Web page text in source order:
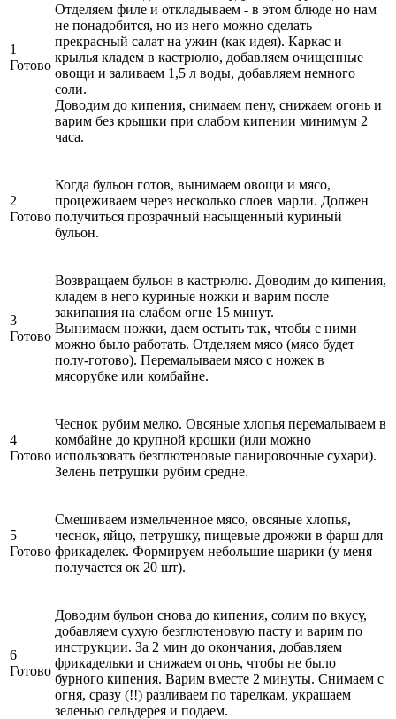
1
Готово
Отделяем филе и откладываем - в этом блюде но нам
не понадобится, но из него можно сделать
прекрасный салат на ужин (как идея). Каркас и
крылья кладем в кастрюлю, добавляем очищенные
овощи и заливаем 1,5 л воды, добавляем немного
соли.
Доводим до кипения, снимаем пену, снижаем огонь и
варим без крышки при слабом кипении минимум 2
часа.
2
Готово
Когда бульон готов, вынимаем овощи и мясо,
процеживаем через несколько слоев марли. Должен
получиться прозрачный насыщенный куриный
бульон.
3
Готово
Возвращаем бульон в кастрюлю. Доводим до кипения,
кладем в него куриные ножки и варим после
закипания на слабом огне 15 минут.
Вынимаем ножки, даем остыть так, чтобы с ними
можно было работать. Отделяем мясо (мясо будет
полу-готово). Перемалываем мясо с ножек в
мясорубке или комбайне.
4
Готово
Чеснок рубим мелко. Овсяные хлопья перемалываем в
комбайне до крупной крошки (или можно
использовать безглютеновые панировочные сухари).
Зелень петрушки рубим средне.
5
Готово
Смешиваем измельченное мясо, овсяные хлопья,
чеснок, яйцо, петрушку, пищевые дрожжи в фарш для
фрикаделек. Формируем небольшие шарики (у меня
получается ок 20 шт).
6
Готово
Доводим бульон снова до кипения, солим по вкусу,
добавляем сухую безглютеновую пасту и варим по
инструкции. За 2 мин до окончания, добавляем
фрикадельки и снижаем огонь, чтобы не было
бурного кипения. Варим вместе 2 минуты. Снимаем с
огня, сразу (!!) разливаем по тарелкам, украшаем
зеленью сельдерея и подаем.